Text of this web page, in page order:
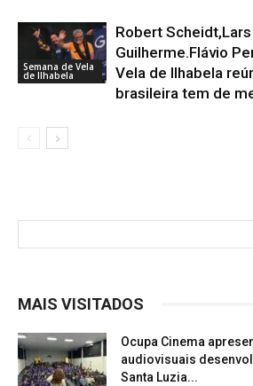
Semana de Vela
de Ilhabela
Robert
Guilherme.Flávio
Vela de Ilhabela
brasileira tem de
MAIS VISITADOS
Ocupa Cinema
audiovisuais
Santa Luzia...